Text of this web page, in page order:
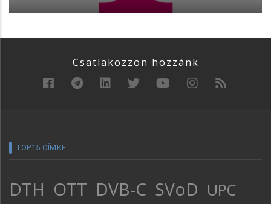
Csatlakozzon hozzánk
TOP15 CÍMKE
DTH OTT DVB-C SVoD UPC